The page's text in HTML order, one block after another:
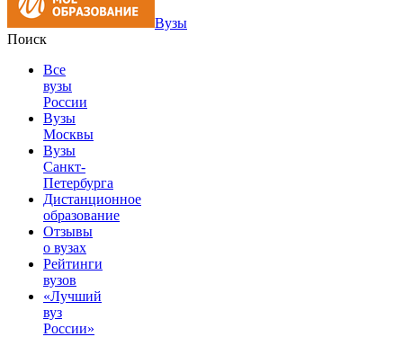
Вузы
Поиск
Все
вузы
России
Вузы
Москвы
Вузы
Санкт-
Петербурга
Дистанционное
образование
Отзывы
о вузах
Рейтинги
вузов
«Лучший
вуз
России»